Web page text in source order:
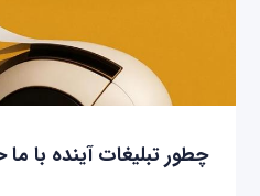
چطور تبلیغات آینده با